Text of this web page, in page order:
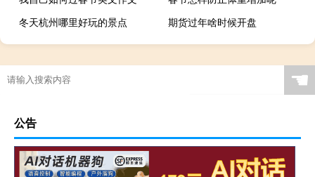
冬天杭州哪里好玩的景点
期货过年啥时候开盘
☚
公告